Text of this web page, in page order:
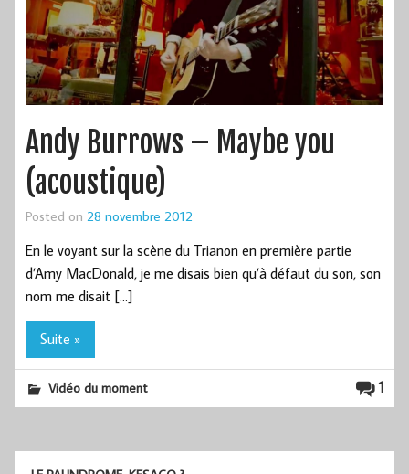
Andy Burrows – Maybe you
(acoustique)
Posted on 28 novembre 2012
En le voyant sur la scène du Trianon en première partie
d’Amy MacDonald, je me disais bien qu’à défaut du son, son
nom me disait […]
Suite »
1
Vidéo du moment